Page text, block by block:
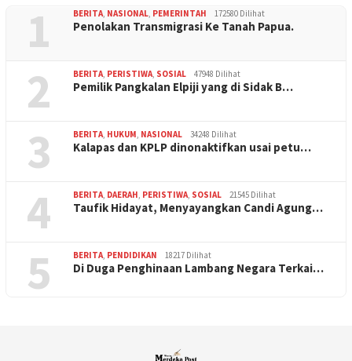
1 BERITA, NASIONAL, PEMERINTAH 172580 Dilihat
Penolakan Transmigrasi Ke Tanah Papua.
2 BERITA, PERISTIWA, SOSIAL 47948 Dilihat
Pemilik Pangkalan Elpiji yang di Sidak B…
3 BERITA, HUKUM, NASIONAL 34248 Dilihat
Kalapas dan KPLP dinonaktifkan usai petu…
4 BERITA, DAERAH, PERISTIWA, SOSIAL 21545 Dilihat
Taufik Hidayat, Menyayangkan Candi Agung…
5 BERITA, PENDIDIKAN 18217 Dilihat
Di Duga Penghinaan Lambang Negara Terkai…